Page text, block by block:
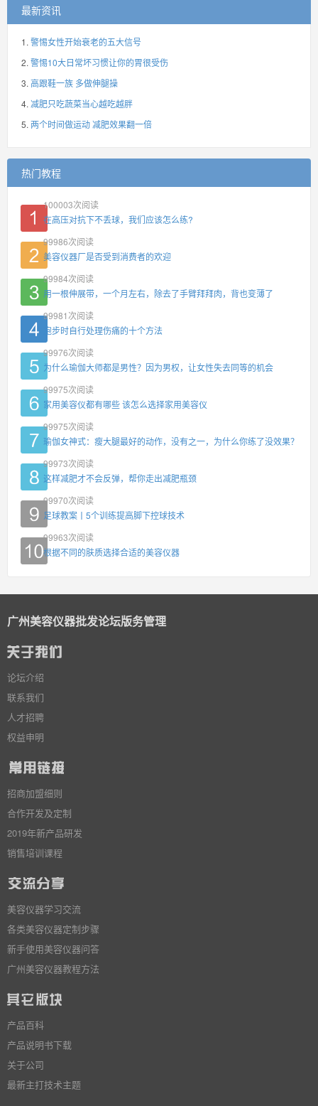
最新资讯
警惕女性开始衰老的五大信号
警惕10大日常坏习惯让你的胃很受伤
高跟鞋一族 多做伸腿操
减肥只吃蔬菜当心越吃越胖
两个时间做运动 减肥效果翻一倍
热门教程
100003次阅读
在高压对抗下不丢球，我们应该怎么练?
99986次阅读
美容仪器厂是否受到消费者的欢迎
99984次阅读
用一根伸展带，一个月左右，除去了手臂拜拜肉，背也变薄了
99981 次阅读
跑步时自行处理伤痛的十个方法
99976次阅读
为什么瑜伽大师都是男性？因为男权，让女性失去同等的机会
99975次阅读
家用美容仪都有哪些 该怎么选择家用美容仪
99975次阅读
瑜伽女神式：瘦大腿最好的动作，没有之一，为什么你练了没效果？
99973次阅读
这样减肥才不会反弹，帮你走出减肥瓶颈
99970次阅读
足球教案丨5个训练提高脚下控球技术
99963次阅读
根据不同的肤质选择合适的美容仪器
广州美容仪器批发论坛版务管理
论坛介绍
联系我们
人才招聘
权益申明
招商加盟细则
合作开发及定制
2019年新产品研发
销售培训课程
美容仪器学习交流
各类美容仪器定制步骤
新手使用美容仪器问答
广州美容仪器教程方法
产品百科
产品说明书下载
关于公司
最新主打技术主题